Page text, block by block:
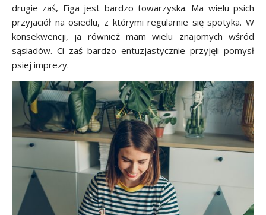
drugie zaś, Figa jest bardzo towarzyska. Ma wielu psich
przyjaciół na osiedlu, z którymi regularnie się spotyka. W
konsekwencji, ja również mam wielu znajomych wśród
sąsiadów. Ci zaś bardzo entuzjastycznie przyjęli pomysł
psiej imprezy.